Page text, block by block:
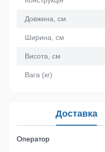
Довжина, см
Ширина, см
Висота, см
Вага (кг)
Доставка
Оператор